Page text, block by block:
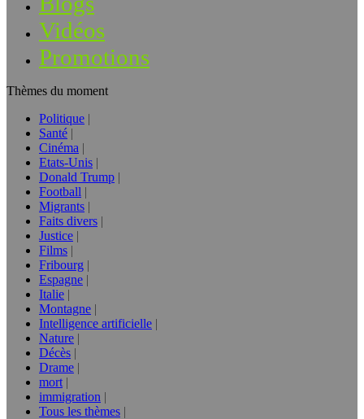
Vidéos
Promotions
Thèmes du moment
Politique
Santé
Cinéma
Etats-Unis
Donald Trump
Football
Migrants
Faits divers
Justice
Films
Fribourg
Espagne
Italie
Montagne
Intelligence artificielle
Nature
Décès
Drame
mort
immigration
Tous les thèmes